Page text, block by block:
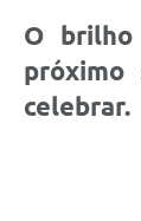
O
próximo
celebrar.